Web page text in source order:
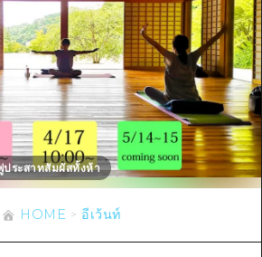
นะนำ
ะ
อีเว้นท์ / เทศกาล
ารรสเลิศ / สุรา
ปั่นจักรยาน
การ
Dive! Hiroshima
ชิม่า โมชิ โมชิ ทราเวล
วณรอบเมืองฮิโรชิม่า
ก
ค
ยปลายทาง
การ
วณรอบเมืองฮิโรชิม่า
ก
คุ
ามฤดูกาล
เป็นประโยชน์
HOME อีเว้นท์
ระสาทสัมผัสทั้งห้า